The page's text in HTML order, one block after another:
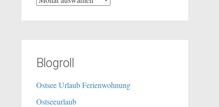
Blogroll
Ostsee Urlaub Ferienwohnung
Ostseeurlaub